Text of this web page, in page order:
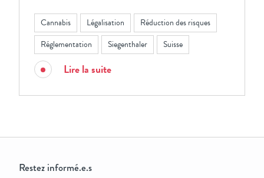
Cannabis Légalisation
Réduction des risques
Réglementation
Siegenthaler Suisse
Lire la suite
Restez informé.e.s